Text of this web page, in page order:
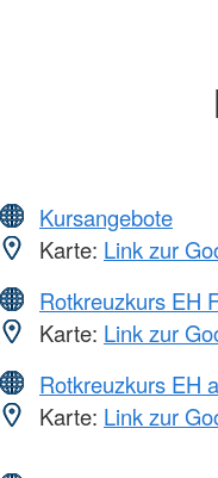
Kursangebote
Karte: Link zur
Rotkreuzkurs EH
Karte: Link zur
Rotkreuzkurs EH
Karte: Link zur